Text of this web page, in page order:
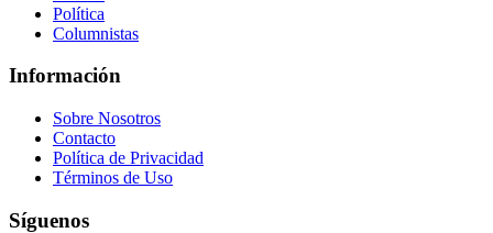
Política
Columnistas
Información
Sobre Nosotros
Contacto
Política de Privacidad
Términos de Uso
Síguenos